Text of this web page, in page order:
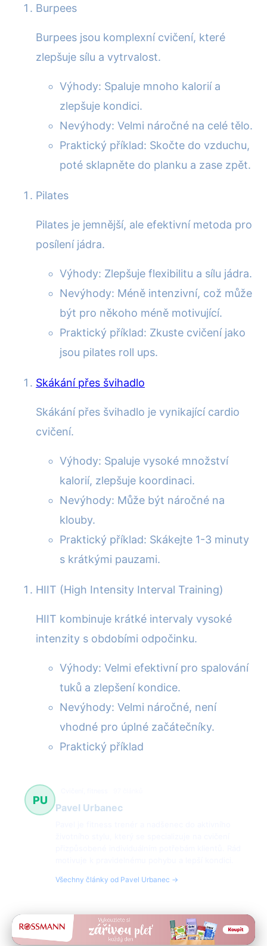
Burpees
Burpees jsou komplexní cvičení, které
zlepšuje sílu a vytrvalost.
Výhody: Spaluje mnoho kalorií a
zlepšuje kondici.
Nevýhody: Velmi náročné na celé tělo.
Praktický příklad: Skočte do vzduchu,
poté sklapněte do planku a zase zpět.
Pilates
Pilates je jemnější, ale efektivní metoda pro
posílení jádra.
Výhody: Zlepšuje flexibilitu a sílu jádra.
Nevýhody: Méně intenzivní, což může
být pro někoho méně motivující.
Praktický příklad: Zkuste cvičení jako
jsou pilates roll ups.
Skákání přes švihadlo
Skákání přes švihadlo je vynikající cardio
cvičení.
Výhody: Spaluje vysoké množství
kalorií, zlepšuje koordinaci.
Nevýhody: Může být náročné na
klouby.
Praktický příklad: Skákejte 1-3 minuty
s krátkými pauzami.
HIIT (High Intensity Interval Training)
HIIT kombinuje krátké intervaly vysoké
intenzity s obdobími odpočinku.
Výhody: Velmi efektivní pro spalování
tuků a zlepšení kondice.
Nevýhody: Velmi náročné, není
vhodné pro úplné začátečníky.
Praktický příklad
PU
Pavel Urbanec
Všechny články od Pavel Urbanec →